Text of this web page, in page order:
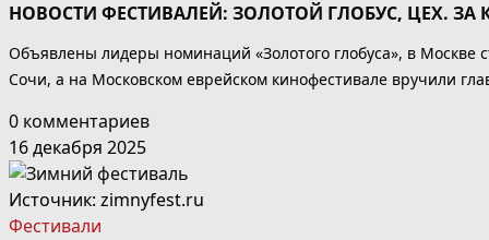
НОВОСТИ ФЕСТИВАЛЕЙ: ЗОЛОТОЙ ГЛОБУС, ЦЕХ.
Объявлены лидеры номинаций «Золотого глобуса», в Москве
Сочи, а на Московском еврейском кинофестивале вручили
0 комментариев
16 декабря 2025
Источник: zimnyfest.ru
Фестивали